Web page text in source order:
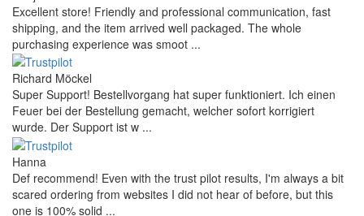
Excellent store! Friendly and professional communication, fast
shipping, and the item arrived well packaged. The whole
purchasing experience was smoot ...
Richard Möckel
Super Support! Bestellvorgang hat super funktioniert. Ich einen
Feuer bei der Bestellung gemacht, welcher sofort korrigiert
wurde. Der Support ist w ...
Hanna
Def recommend! Even with the trust pilot results, I'm always a bit
scared ordering from websites I did not hear of before, but this
one is 100% solid ...